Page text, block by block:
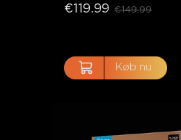
€119.99 €149.99
Køb nu